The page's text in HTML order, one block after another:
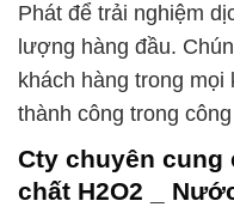
Phát để trải nghiệm
lượng hàng đầu.
khách hàng trong
thành công trong
Cty chuyên cung
chất H2O2 _